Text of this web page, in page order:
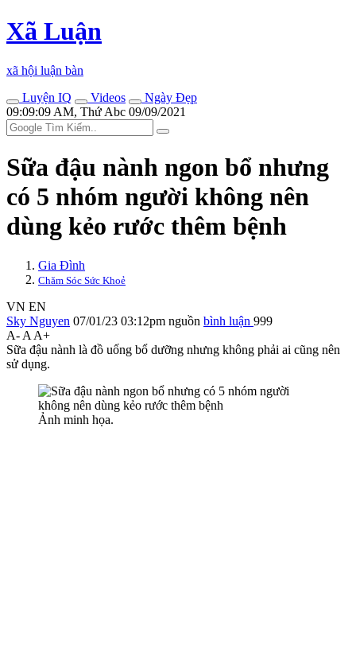
Xã Luận
xã hội luận bàn
Luyện IQ
Videos
Ngày Đẹp
09:09:09 AM, Thứ Abc 09/09/2021
Sữa đậu nành ngon bổ nhưng
có 5 nhóm người không nên
dùng kẻo rước thêm bệnh
Gia Đình
Chăm Sóc Sức Khoẻ
VN EN
Sky Nguyen 07/01/23 03:12pm nguồn bình luận 999
A- A A+
Sữa đậu nành là đồ uống bổ dưỡng nhưng không phải ai cũng nên
sử dụng.
Ảnh minh họa.